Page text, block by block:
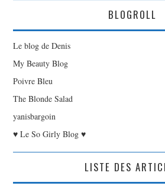
BLOGROLL
Le blog de Denis
My Beauty Blog
Poivre Bleu
The Blonde Salad
yanisbargoin
♥ Le So Girly Blog ♥
LISTE DES